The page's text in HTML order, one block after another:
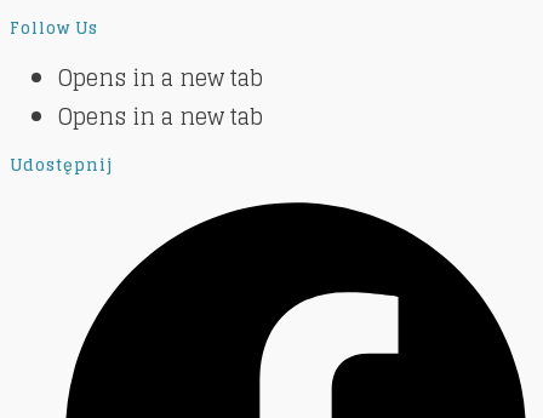
Follow Us
Opens in a new tab
Opens in a new tab
Udostępnij